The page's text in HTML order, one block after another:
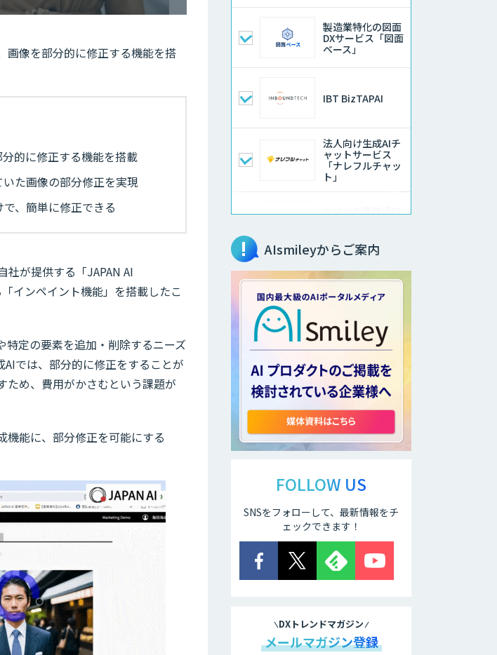
画像を部分的に修正する機能を搭
分的に修正する機能を搭載
た画像の部分修正を実現
、簡単に修正できる
社が提供する「JAPAN AI
インペイント機能」を搭載したこ
定の要素を追加・削除するニーズ
では、部分的に修正をすることが
ため、費用がかさむという課題が
機能に、部分修正を可能にする
製造業特化の図面
DXサービス「図面
ベース」
IBT BizTAPAI
法人向け生成AIチ
ャットサービス
「ナレフルチャッ
ト」
生成AIの業務活用
サテライトAI
音声・画像・動画
データセット販
売・収集
AI・DXコンサルテ
ィング事業 LLM・
ChatGPT
生成AI活用支援サ
ービス
FUNNELシリーズ
Datatang AIデー
タ処理プラットフ
AIsmileyからご案内
FOLLOW US
SNSをフォローして、最新情報をチ
ェックできます！
DXトレンドマガジン
メールマガジン登録